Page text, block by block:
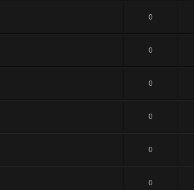
0
0
0
0
0
0